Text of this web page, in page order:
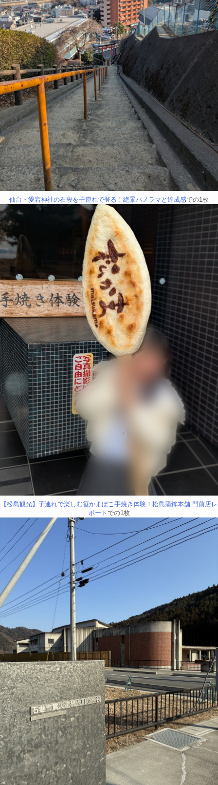
仙台・愛宕神社の石段を子連れで登る！絶景パノラマと達成感での1枚
【松島観光】子連れで楽しむ笹かまぼこ手焼き体験！松島蒲鉾本舗 門前店レ
ポート での1枚